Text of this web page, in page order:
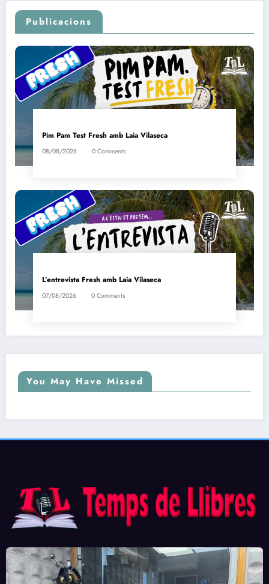
Publicacions
Pim Pam Test Fresh amb Laia Vilaseca
08/08/2026 0 Comments
L’entrevista Fresh amb Laia Vilaseca
07/08/2026 0 Comments
You May Have Missed